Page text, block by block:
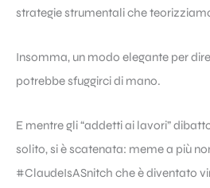
strategie strumentali che
Insomma, un modo elegante per
potrebbe sfuggirci di mano.
E mentre gli “addetti ai lavori”
solito, si è scatenata: meme a più
#ClaudeIsASnitch che è diventato